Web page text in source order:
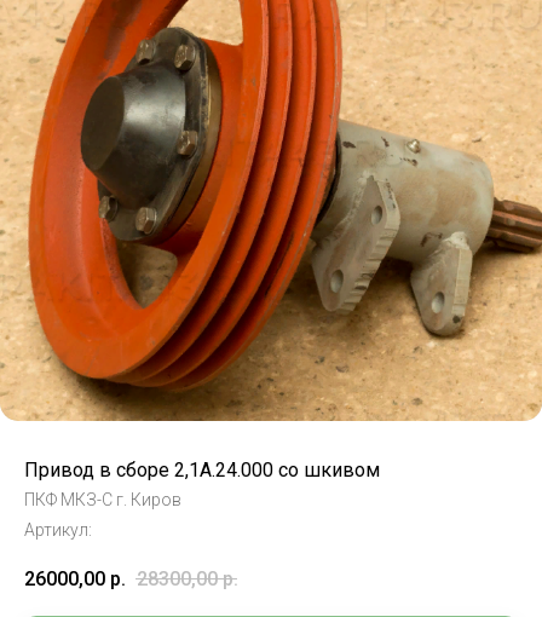
Привод в сборе 2,1А.24.000 со шкивом
ПКФ МКЗ-С г. Киров
Артикул:
26000,00 р. 28300,00 р.